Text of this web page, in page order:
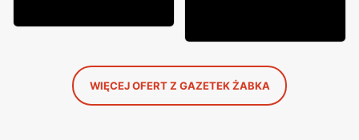
WIĘCEJ OFERT Z GAZETEK ŻABKA